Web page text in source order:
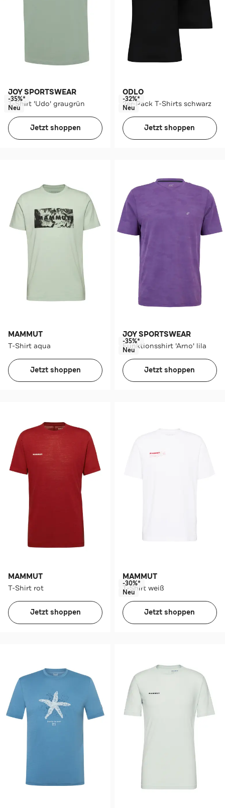
JOY SPORTSWEAR
T-Shirt 'Udo' graugrün
-35%*
Neu
Jetzt shoppen
ODLO
2er-Pack T-Shirts schwarz
-32%*
Neu
Jetzt shoppen
MAMMUT
T-Shirt aqua
Jetzt shoppen
JOY SPORTSWEAR
Funktionsshirt 'Arno' lila
-35%*
Neu
Jetzt shoppen
MAMMUT
T-Shirt rot
Jetzt shoppen
MAMMUT
T-Shirt weiß
-30%*
Neu
Jetzt shoppen